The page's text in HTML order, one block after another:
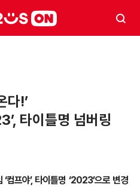
다!’
타이틀명 넘버링
컴프야’, 타이틀명 ‘2023’으로 변경